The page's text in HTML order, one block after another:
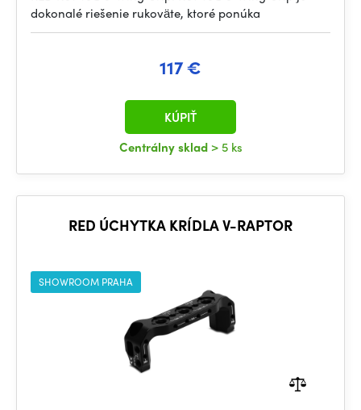
dokonalé riešenie rukoväte, ktoré ponúka
117 €
Centrálny sklad > 5 ks
KÚPIŤ
RED ÚCHYTKA KRÍDLA V-RAPTOR
SHOWROOM PRAHA